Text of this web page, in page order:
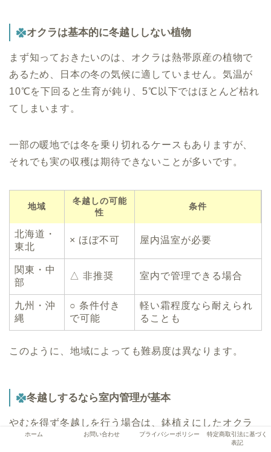
オクラは基本的に冬越ししない植物
まず知っておきたいのは、オクラは熱帯原産の植物で
あるため、日本の冬の気候に適していません。気温が
10℃を下回ると生育が鈍り、5℃以下ではほとんど枯れ
てしまいます。
一部の暖地では冬を乗り切れるケースもありますが、
それでも実の収穫は期待できないことが多いです。
地域
冬越しの可能
性
条件
北海道・
東北
× ほぼ不可 屋内温室が必要
関東・中
部
△ 非推奨 室内で管理できる場合
九州・沖
縄
○ 条件付き
で可能
軽い霜程度なら耐えられ
ることも
このように、地域によっても難易度は異なります。
冬越しするなら室内管理が基本
やむを得ず冬越しを行う場合は、鉢植えにしたオクラ
を室内に取り込むのが前提です。日当たりの良い窓際
ホーム お問い合わせ プライバシーポリシー
特定商取引法に基づく
表記